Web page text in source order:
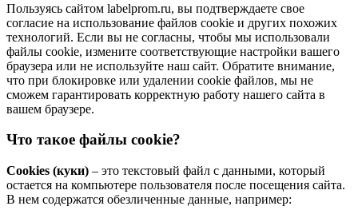
Пользуясь сайтом labelprom.ru, вы подтверждаете свое
согласие на использование файлов cookie и других похожих
технологий. Если вы не согласны, чтобы мы использовали
файлы cookie, измените соответствующие настройки вашего
браузера или не используйте наш сайт. Обратите внимание,
что при блокировке или удалении cookie файлов, мы не
сможем гарантировать корректную работу нашего сайта в
вашем браузере.
Что такое файлы cookie?
Cookies (куки) – это текстовый файл с данными, который
остается на компьютере пользователя после посещения сайта.
В нем содержатся обезличенные данные, например: